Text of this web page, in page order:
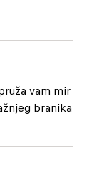
vam mir
branika